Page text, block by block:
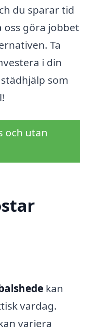
du sparar tid
oss göra jobbet
Ta
i din
som
och utan
kan
vardag.
variera